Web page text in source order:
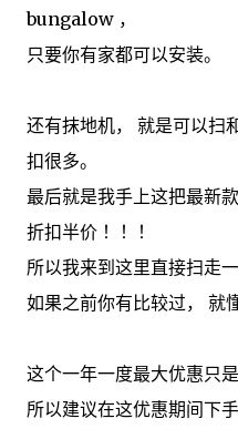
bungalow ，
只要你有家都可以安装。
还有抹地机， 就是可以扫
扣很多。
最后就是我手上这把最新
折扣半价 ！！！
所以我来到这里直接扫走
如果之前你有比较过， 就
这个一年一度最大优惠只
所以建议在这优惠期间下手